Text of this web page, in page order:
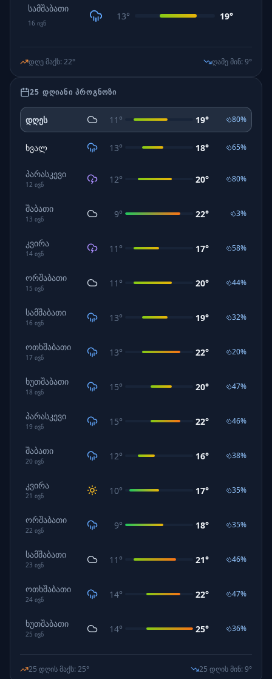
სამშაბათი
16 ივნ
13° 19°
დღე მაქს: 22° ღამე მინ: 9°
25 ᲓᲦᲘᲐᲜᲘ ᲞᲠᲝᲒᲜᲝᲖᲘ
დღეს 11 ° 19° 80%
ხვალ 13° 18° 65%
პარასკევი
12 ივნ 12° 20° 80%
შაბათი
13 ივნ 9° 22° 3%
კვირა
14 ივნ 11 ° 17° 58%
ორშაბათი
15 ივნ 11 ° 20° 44%
სამშაბათი
16 ივნ 13° 19° 32%
ოთხშაბათი
17 ივნ 13° 22° 20%
ხუთშაბათი
18 ივნ 15° 20° 47%
პარასკევი
19 ივნ 15° 22° 46%
შაბათი
20 ივნ 12° 16° 38%
კვირა
21 ივნ 10° 17° 35%
ორშაბათი
22 ივნ 9° 18° 35%
სამშაბათი
23 ივნ 11 ° 21° 46%
ოთხშაბათი
24 ივნ 14° 22° 47%
ხუთშაბათი
25 ივნ 14° 25° 36%
25 დღის მაქს: 25° 25 დღის მინ: 9°